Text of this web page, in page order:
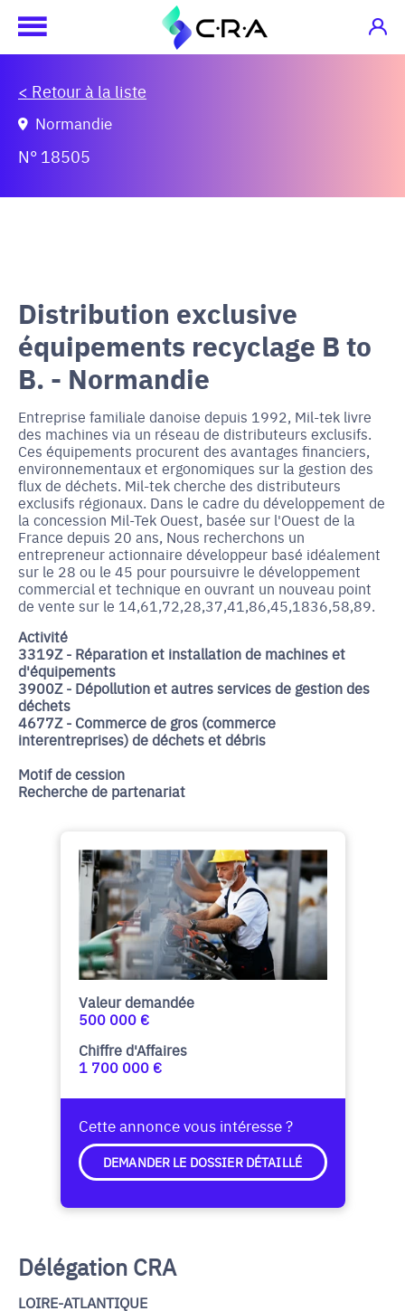
< Retour à la liste
N° 18505
Normandie
Distribution exclusive
équipements recyclage B to
B. - Normandie
Entreprise familiale danoise depuis 1992, Mil-tek livre
des machines via un réseau de distributeurs exclusifs.
Ces équipements procurent des avantages financiers,
environnementaux et ergonomiques sur la gestion des
flux de déchets. Mil-tek cherche des distributeurs
exclusifs régionaux. Dans le cadre du développement de
la concession Mil-Tek Ouest, basée sur l'Ouest de la
France depuis 20 ans, Nous recherchons un
entrepreneur actionnaire développeur basé idéalement
sur le 28 ou le 45 pour poursuivre le développement
commercial et technique en ouvrant un nouveau point
de vente sur le 14,61,72,28,37,41,86,45,1836,58,89.
Activité
3319Z - Réparation et installation de machines et
d'équipements
3900Z - Dépollution et autres services de gestion des
déchets
4677Z - Commerce de gros (commerce
interentreprises) de déchets et débris
Motif de cession
Recherche de partenariat
Valeur demandée
500 000 €
Chiffre d'Affaires
1 700 000 €
Cette annonce vous intéresse ?
DEMANDER LE DOSSIER DÉTAILLÉ
Délégation CRA
LOIRE-ATLANTIQUE